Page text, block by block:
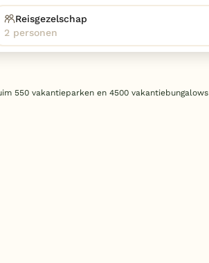
Overdekt zwembad
Alle populaire faciliteiten
Reisgezelschap
2 personen
550 vakantieparken en 4500 vakantiebungalows